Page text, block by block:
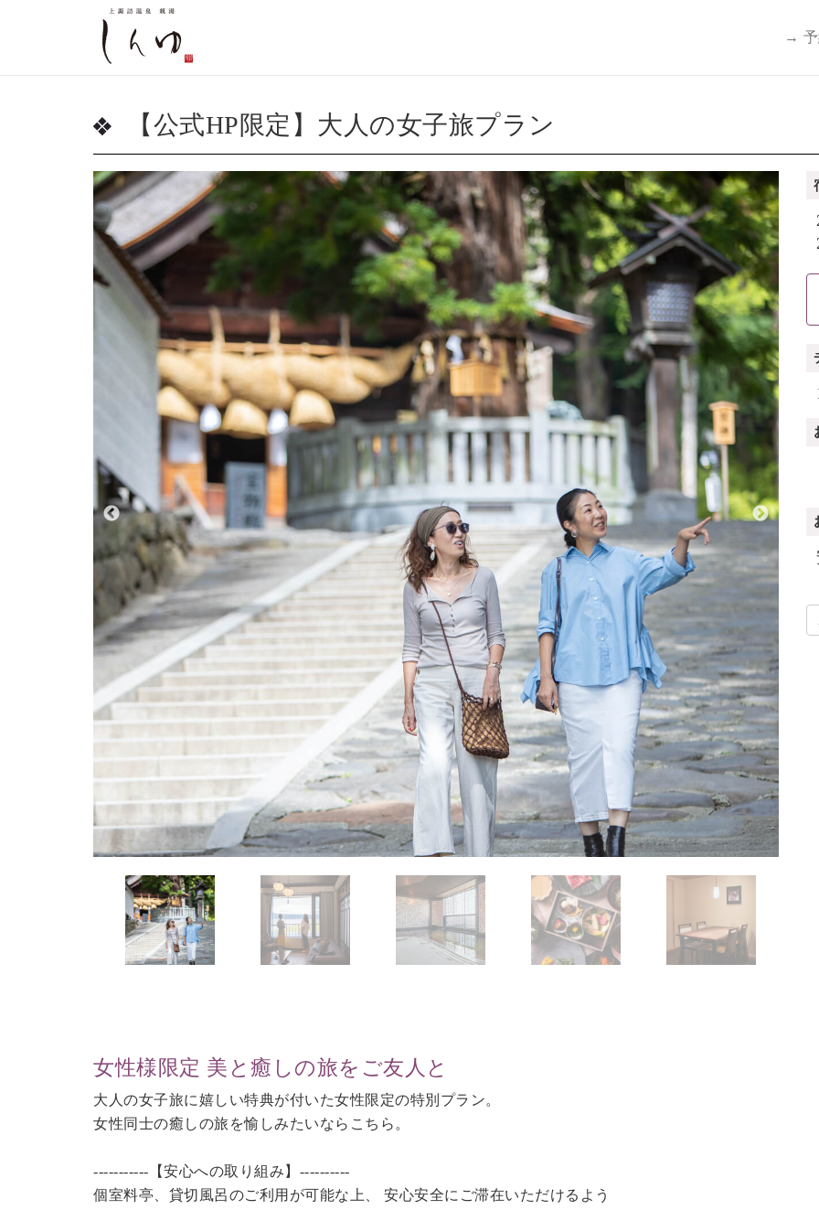
→ 予
【公式HP限定】大人の女子旅プラン
女性様限定 美と癒しの旅をご友人と
大人の女子旅に嬉しい特典が付いた女性限定の特別プラン。
女性同士の癒しの旅を愉しみたいならこちら。
-----------【安心への取り組み】----------
個室料亭、貸切風呂のご利用が可能な上、 安心安全にご滞在いただけるよう